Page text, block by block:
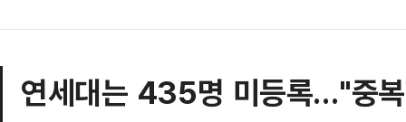
연세대는 435명 미등록…"중